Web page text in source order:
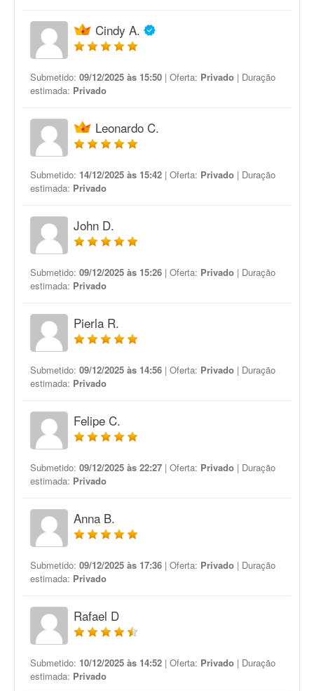
Cindy A.
Submetido: 09/12/2025 às 15:50 | Oferta: Privado | Duração
estimada: Privado
Leonardo C.
Submetido: 14/12/2025 às 15:42 | Oferta: Privado | Duração
estimada: Privado
John D.
Submetido: 09/12/2025 às 15:26 | Oferta: Privado | Duração
estimada: Privado
Pierla R.
Submetido: 09/12/2025 às 14:56 | Oferta: Privado | Duração
estimada: Privado
Felipe C.
Submetido: 09/12/2025 às 22:27 | Oferta: Privado | Duração
estimada: Privado
Anna B.
Submetido: 09/12/2025 às 17:36 | Oferta: Privado | Duração
estimada: Privado
Rafael D
Submetido: 10/12/2025 às 14:52 | Oferta: Privado | Duração
estimada: Privado